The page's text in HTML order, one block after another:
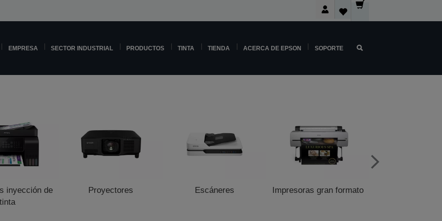
EMPRESA SECTOR INDUSTRIAL PRODUCTOS TINTA TIENDA ACERCA DE EPSON SOPORTE
inyección de
tinta
Proyectores Escáneres Impresoras gran formato